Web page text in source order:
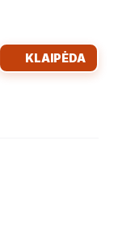
KLAIPĖDA